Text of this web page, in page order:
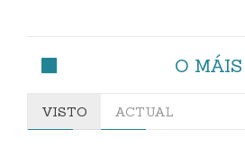
O MÁIS
VISTO ACTUAL